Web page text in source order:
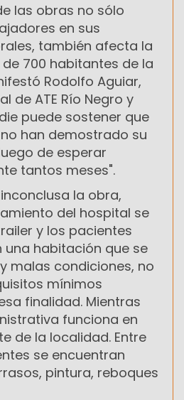
las obras no sólo
en sus
también afecta la
700 habitantes de la
Rodolfo Aguiar,
de ATE Río Negro y
puede sostener que
han demostrado su
de esperar
tantos meses".
la obra,
del hospital se
y los pacientes
una habitación que se
malas condiciones, no
mínimos
finalidad. Mientras
funciona en
de la localidad. Entre
se encuentran
pintura, reboques